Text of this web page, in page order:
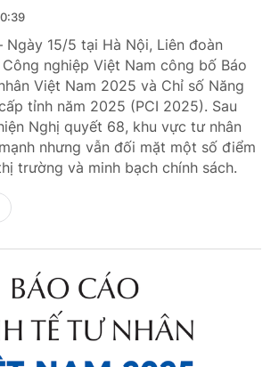
Ngày 15/5 tại Hà Nội, Liên đoàn
nghiệp Việt Nam công bố Báo
Việt Nam 2025 và Chỉ số Năng
tỉnh năm 2025 (PCI 2025). Sau
Nghị quyết 68, khu vực tư nhân
nhưng vẫn đối mặt một số điểm
trường và minh bạch chính sách.